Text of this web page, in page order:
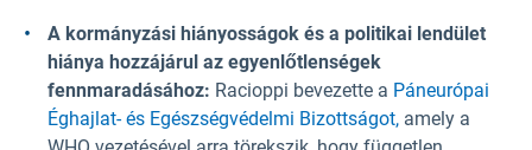
A kormányzási hiányosságok és a politikai lendület
hiánya hozzájárul az egyenlőtlenségek
fennmaradásához: Racioppi bevezette a Páneurópai
Éghajlat- és Egészségvédelmi Bizottságot, amely a